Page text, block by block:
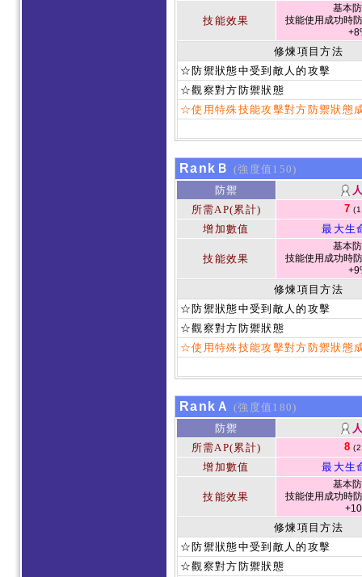
技能效果
基本
技能使用成功時
修煉項目方法
☆防禦狀態中受到敵人的攻擊
☆觀察對方防禦狀態
☆使用特殊技能攻擊對方防禦狀態
RankＢ
(強度值150)
防禦
所需AP(累計)
7
增加數值 最大生
技能效果
基本
技能使用成功時
修煉項目方法
☆防禦狀態中受到敵人的攻擊
☆觀察對方防禦狀態
☆使用特殊技能攻擊對方防禦狀態
RankＡ
(強度值180)
防禦
所需AP(累計)
8
增加數值 最大生
技能效果
基本
技能使用成功時
修煉項目方法
☆防禦狀態中受到敵人的攻擊
☆觀察對方防禦狀態